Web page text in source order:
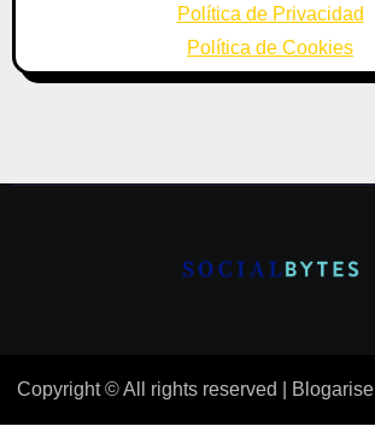
Política de Privacidad
Política de Cookies
Copyright © All rights reserved Blogarise